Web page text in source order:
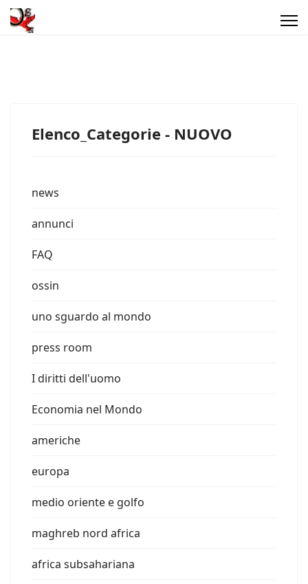
Elenco_Categorie - NUOVO
news
annunci
FAQ
ossin
uno sguardo al mondo
press room
I diritti dell'uomo
Economia nel Mondo
americhe
europa
medio oriente e golfo
maghreb nord africa
africa subsahariana